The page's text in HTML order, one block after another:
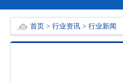
首页 > 行业资讯 > 行业新闻